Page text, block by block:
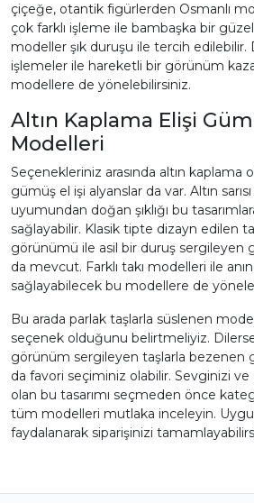
çiçeğe, otantik figürlerden Osmanlı
çok farklı işleme ile bambaşka bir
modeller şık duruşu ile tercih
işlemeler ile hareketli bir görünüm
modellere de yönelebilirsiniz.
Altın Kaplama Elişi
Modelleri
Seçenekleriniz arasında altın kaplama
gümüş el işi alyanslar da var. Altın
uyumundan doğan şıklığı bu
sağlayabilir. Klasik tipte dizayn edilen
görünümü ile asil bir duruş sergileyen
da mevcut. Farklı takı modelleri ile
sağlayabilecek bu modellere de
Bu arada parlak taşlarla süslenen
seçenek olduğunu belirtmeliyiz.
görünüm sergileyen taşlarla bezenen
da favori seçiminiz olabilir. Sevginizi ve
olan bu tasarımı seçmeden önce
tüm modelleri mutlaka inceleyin.
faydalanarak siparişinizi